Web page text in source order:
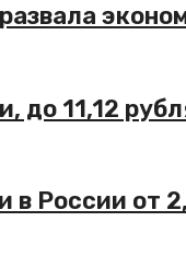
до 11,12
в России от